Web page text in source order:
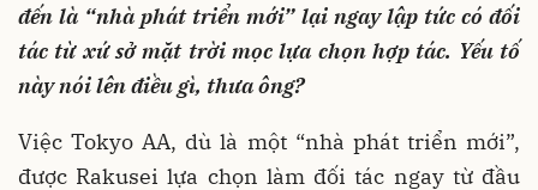
đến là “nhà phát triển mới” lại ngay lập tức có đối
tác từ xứ sở mặt trời mọc lựa chọn hợp tác. Yếu tố
này nói lên điều gì, thưa ông?
Việc Tokyo AA, dù là một “nhà phát triển mới”,
được Rakusei lựa chọn làm đối tác ngay từ đầu